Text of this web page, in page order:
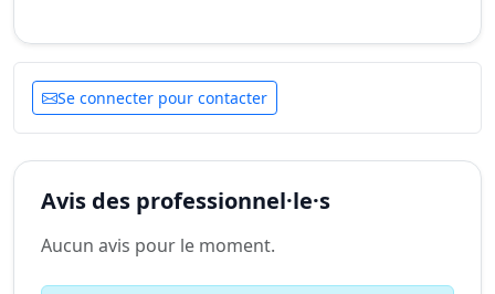
Se connecter pour contacter
Avis des professionnel·le·s
Aucun avis pour le moment.